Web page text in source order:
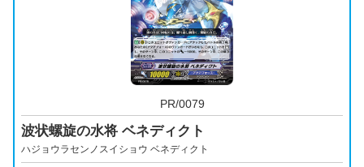
PR/0079
波状螺旋の水将 ベネディクト
ハジョウラセンノスイショウ ベネディクト